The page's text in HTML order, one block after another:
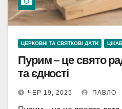
ЦЕРКОВНІ ТА СВЯТКОВІ ДАТИ
Пурим – це свято
та єдності
ЧЕР 19, 2025 ПАВЛО